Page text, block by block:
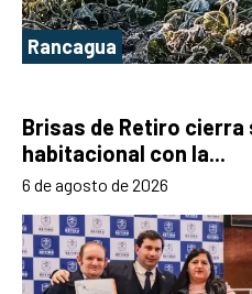
Rancagua
Brisas de Retiro cierra
habitacional con la...
6 de agosto de 2026